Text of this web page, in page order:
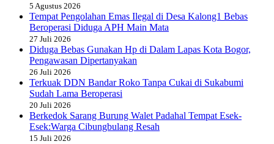
5 Agustus 2026
Tempat Pengolahan Emas Ilegal di Desa Kalong1 Bebas
Beroperasi Diduga APH Main Mata
27 Juli 2026
Diduga Bebas Gunakan Hp di Dalam Lapas Kota Bogor,
Pengawasan Dipertanyakan
26 Juli 2026
Terkuak DDN Bandar Roko Tanpa Cukai di Sukabumi
Sudah Lama Beroperasi
20 Juli 2026
Berkedok Sarang Burung Walet Padahal Tempat Esek-
Esek:Warga Cibungbulang Resah
15 Juli 2026